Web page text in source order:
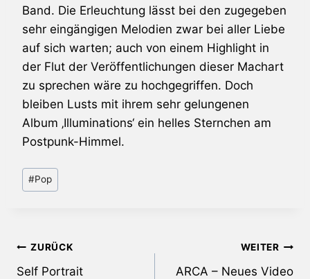
Band. Die Erleuchtung lässt bei den zugegeben
sehr eingängigen Melodien zwar bei aller Liebe
auf sich warten; auch von einem Highlight in
der Flut der Veröffentlichungen dieser Machart
zu sprechen wäre zu hochgegriffen. Doch
bleiben Lusts mit ihrem sehr gelungenen
Album ‚Illuminations‘ ein helles Sternchen am
Postpunk-Himmel.
Schlagworte:
#Pop
Beitragsnavigation
ZURÜCK
Self Portrait
WEITER
ARCA – Neues Video